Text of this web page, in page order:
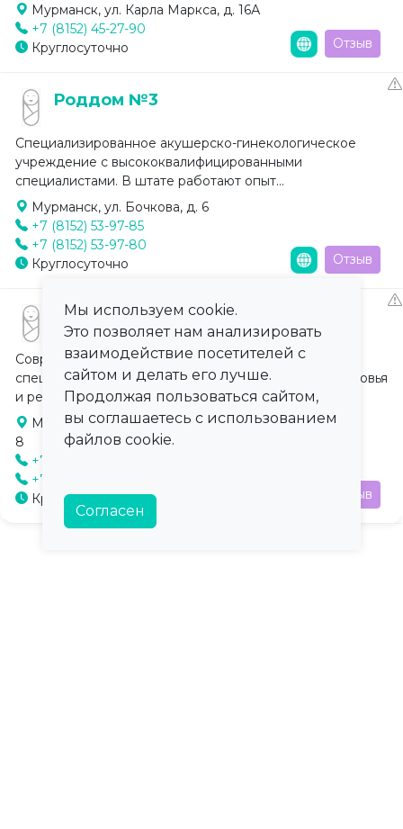
Мурманск, ул. Карла Маркса, д. 16А
+7 (8152) 45-27-90
Круглосуточно
Отзыв
Роддом №3
Специализированное акушерско-гинекологическое
учреждение с высококвалифицированными
специалистами. В штате работают опыт...
Мурманск, ул. Бочкова, д. 6
+7 (8152) 53-97-85
+7 (8152) 53-97-80
Круглосуточно
Отзыв
Перинатальный центр
Современное медицинское учреждение,
специализирующееся на сохранении женского здоровья
и репродуктивной функции. Включае...
Мурманск, ул. Адмирала Лобова, д.
8
+7 (815) 222-87-91
+7 (815) 227-24-83
Круглосуточно
Отзыв
Мы используем cookie.
Это позволяет нам анализировать
взаимодействие посетителей с
сайтом и делать его лучше.
Продолжая пользоваться сайтом,
вы соглашаетесь с использованием
файлов cookie.
Согласен